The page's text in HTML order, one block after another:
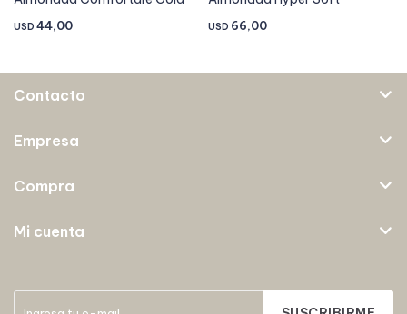
USD 44,00 USD 66,00
Contacto
Empresa
Compra
Mi cuenta